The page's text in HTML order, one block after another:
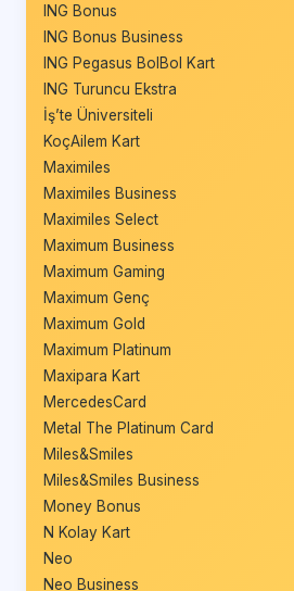
ING Bonus
ING Bonus Business
ING Pegasus BolBol Kart
ING Turuncu Ekstra
İş’te Üniversiteli
KoçAilem Kart
Maximiles
Maximiles Business
Maximiles Select
Maximum Business
Maximum Gaming
Maximum Genç
Maximum Gold
Maximum Platinum
Maxipara Kart
MercedesCard
Metal The Platinum Card
Miles&Smiles
Miles&Smiles Business
Money Bonus
N Kolay Kart
Neo
Neo Business